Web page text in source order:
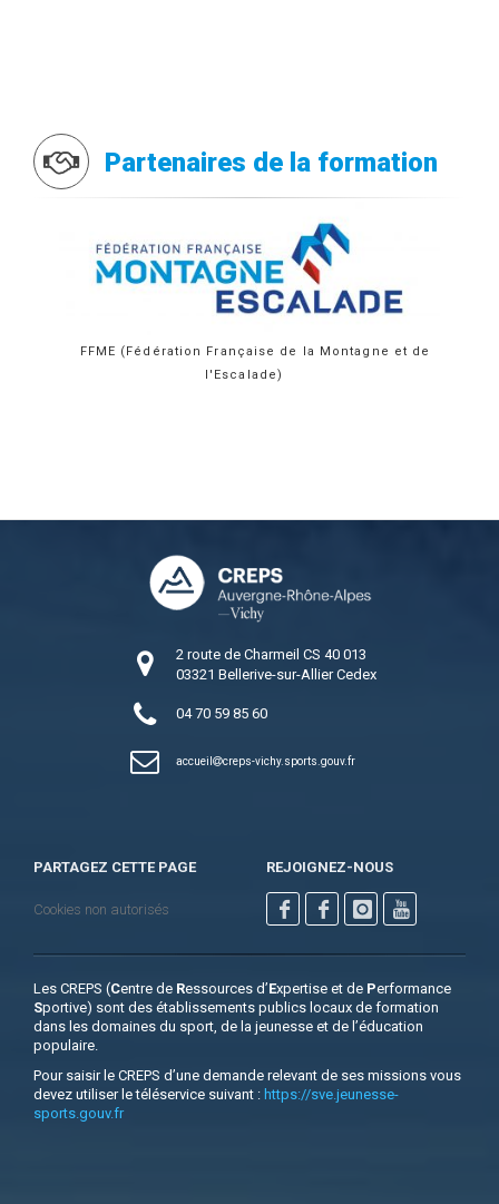
Partenaires de la formation
FFME (Fédération Française de la Montagne et de
l'Escalade)
2 route de Charmeil CS 40 013
03321 Bellerive-sur-Allier Cedex
04 70 59 85 60
accueil creps-vichy.sports.gouv.fr
PARTAGEZ CETTE PAGE
Cookies non autorisés
REJOIGNEZ-NOUS
Les CREPS (Centre de Ressources d’Expertise et de Performance
Sportive) sont des établissements publics locaux de formation
dans les domaines du sport, de la jeunesse et de l’éducation
populaire.
Pour saisir le CREPS d’une demande relevant de ses missions vous
devez utiliser le téléservice suivant : https://sve.jeunesse-
sports.gouv.fr